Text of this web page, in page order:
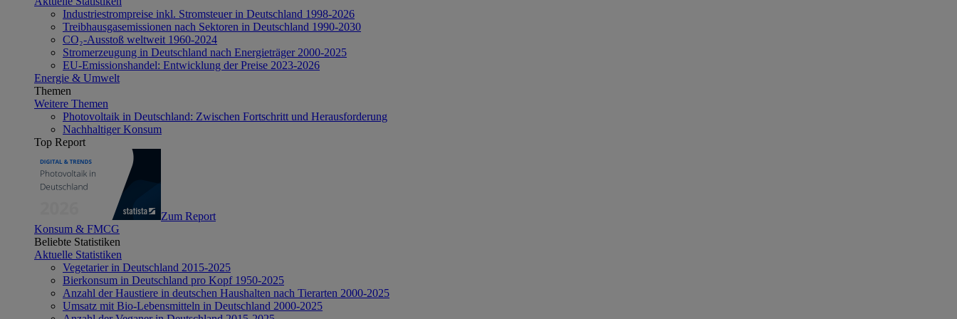
Industriestrompreise inkl. Stromsteuer in Deutschland 1998-2026
Treibhausgasemissionen nach Sektoren in Deutschland 1990-2030
CO₂-Ausstoß weltweit 1960-2024
Stromerzeugung in Deutschland nach Energieträger 2000-2025
EU-Emissionshandel: Entwicklung der Preise 2023-2026
Energie & Umwelt
Themen
Weitere Themen
Photovoltaik in Deutschland: Zwischen Fortschritt und Herausforderung
Nachhaltiger Konsum
Top Report
Zum Report
Konsum & FMCG
Beliebte Statistiken
Aktuelle Statistiken
Vegetarier in Deutschland 2015-2025
Bierkonsum in Deutschland pro Kopf 1950-2025
Anzahl der Haustiere in deutschen Haushalten nach Tierarten 2000-2025
Umsatz mit Bio-Lebensmitteln in Deutschland 2000-2025